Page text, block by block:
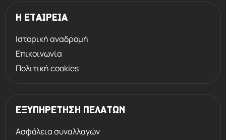
Η ΕΤΑΙΡΕΙΑ
Ιστορική αναδρομή
Επικοινωνία
Πολιτική cookies
ΕΞΥΠΗΡΕΤΗΣΗ ΠΕΛΑΤΩΝ
Ασφάλεια συναλλαγών